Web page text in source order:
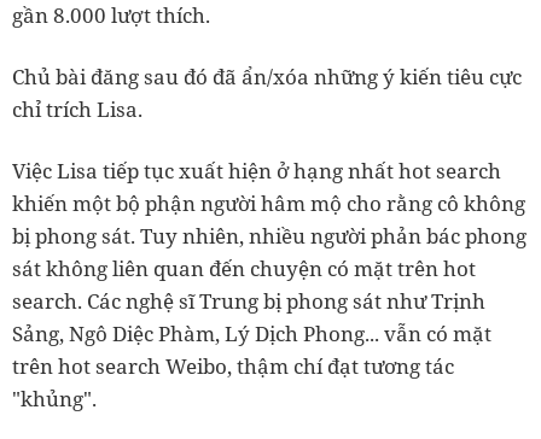
gần 8.000 lượt thích.
Chủ bài đăng sau đó đã ẩn/xóa những ý kiến tiêu cực
chỉ trích Lisa.
Việc Lisa tiếp tục xuất hiện ở hạng nhất hot search
khiến một bộ phận người hâm mộ cho rằng cô không
bị phong sát. Tuy nhiên, nhiều người phản bác phong
sát không liên quan đến chuyện có mặt trên hot
search. Các nghệ sĩ Trung bị phong sát như Trịnh
Sảng, Ngô Diệc Phàm, Lý Dịch Phong... vẫn có mặt
trên hot search Weibo, thậm chí đạt tương tác
"khủng".